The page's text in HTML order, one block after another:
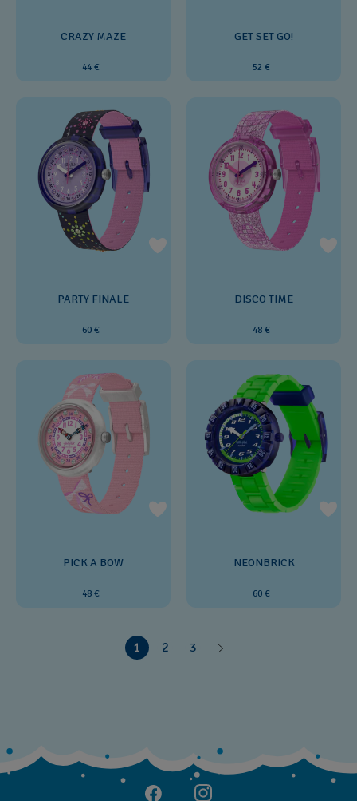
CRAZY MAZE
44 €
GET SET GO!
52 €
PARTY FINALE
60 €
DISCO TIME
48 €
PICK A BOW
48 €
NEONBRICK
60 €
1 2 3